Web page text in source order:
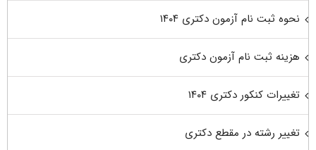
نحوه ثبت نام آزمون دکتری ۱۴۰۴
هزینه ثبت نام آزمون دکتری
تغییرات کنکور دکتری ۱۴۰۴
تغییر رشته در مقطع دکتری